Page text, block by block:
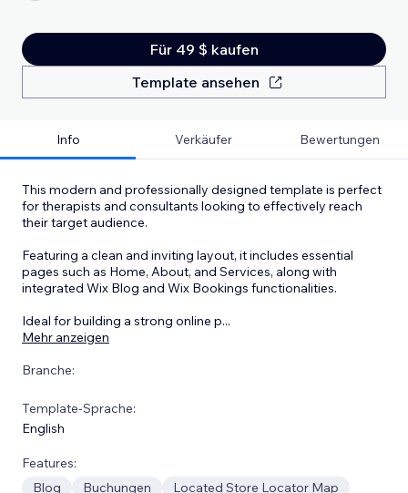
Für 49 $ kaufen
Template ansehen
Info Verkäufer Bewertungen
This modern and professionally designed template is perfect
for therapists and consultants looking to effectively reach
their target audience.
Featuring a clean and inviting layout, it includes essential
pages such as Home, About, and Services, along with
integrated Wix Blog and Wix Bookings functionalities.
Ideal for building a strong online p...
Mehr anzeigen
Branche:
Template-Sprache:
English
Features:
Blog
Buchungen
Located Store Locator Map